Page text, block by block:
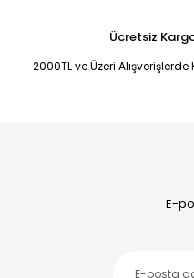
Ücretsiz
2000TL ve Üzeri
E-